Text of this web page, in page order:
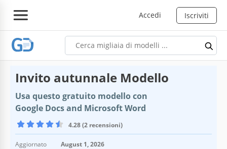
Accedi Iscriviti
Invito autunnale Modello
Usa questo gratuito modello con
Google Docs and Microsoft Word
4.28 (2 recensioni)
Aggiornato
August 1, 2026